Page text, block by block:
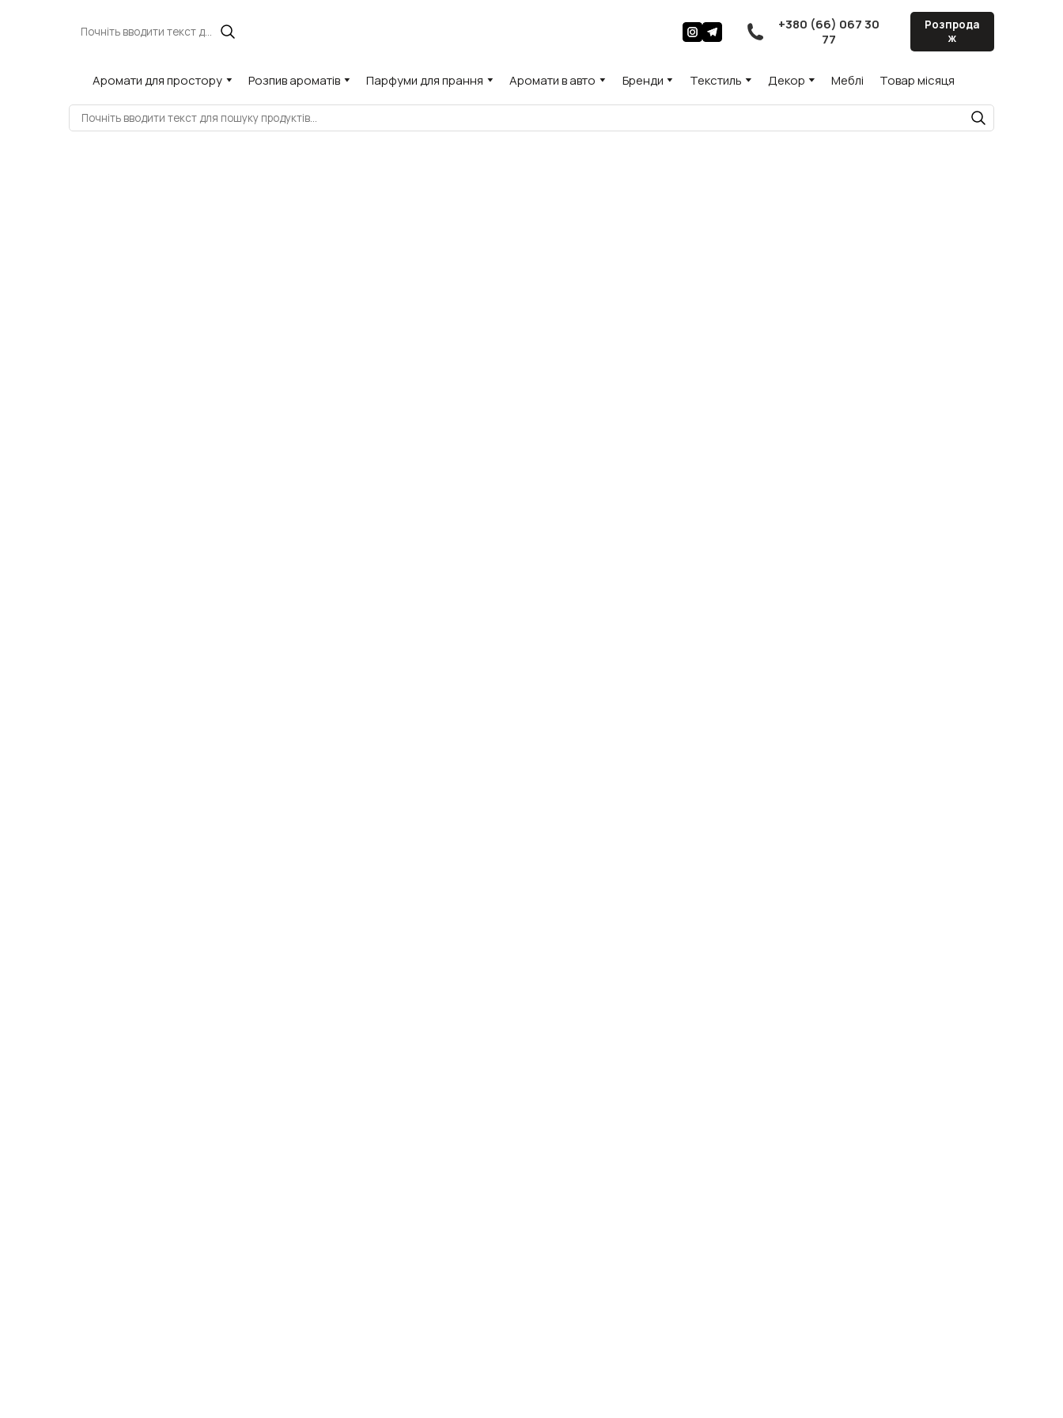
+380 (66) 067 30
77
Розпрода
ж
Аромати для простору Розпив ароматів Парфуми для прання Аромати в авто Бренди Текстиль Декор Меблі Товар місяця